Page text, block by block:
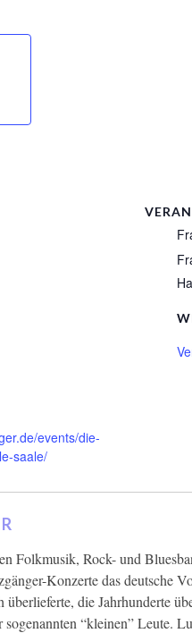
events/die-
saale/
Folkmusik, Rock- und
Konzerte das deutsche
überlieferte, die Jahrhunderte
“kleinen” Leute.